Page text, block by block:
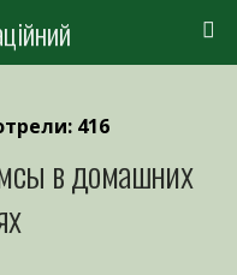
416
в домашних